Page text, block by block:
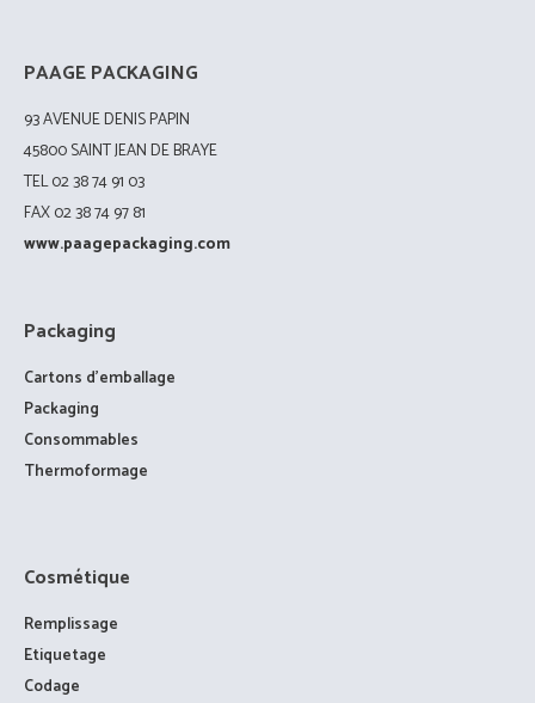
PAAGE PACKAGING
93 AVENUE DENIS PAPIN
45800 SAINT JEAN DE BRAYE
TEL 02 38 74 91 03
FAX 02 38 74 97 81
www.paagepackaging.com
Packaging
Cartons d’emballage
Packaging
Consommables
Thermoformage
Cosmétique
Remplissage
Etiquetage
Codage